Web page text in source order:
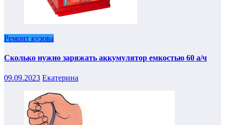
Ремонт кузова
Сколько нужно заряжать аккумулятор емкостью 60 а/ч
09.09.2023 Екатерина